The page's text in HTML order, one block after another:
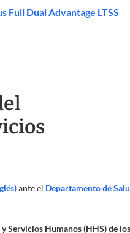
Full Dual Advantage LTSS
ante el Departamento de
Servicios Humanos (HHS) de los